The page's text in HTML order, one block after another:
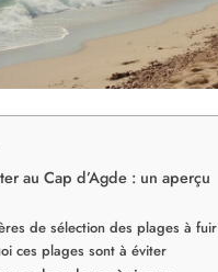
au Cap d’Agde : un aperçu
de sélection des plages à fuir
ces plages sont à éviter